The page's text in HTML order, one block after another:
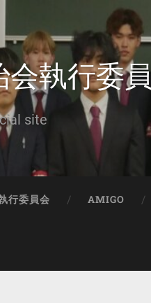
執行委
site
行委員会 AMIGO